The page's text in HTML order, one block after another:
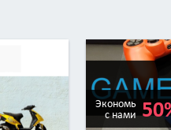
Экономь
с нами